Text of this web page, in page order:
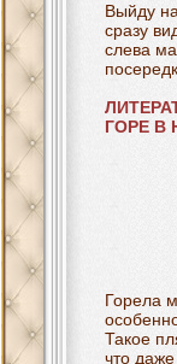
Выйду
сразу
слева
ГОРЕ В
Горела
Такое
что